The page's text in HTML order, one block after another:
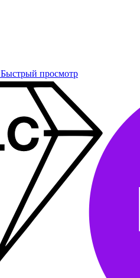
Быстрый просмотр